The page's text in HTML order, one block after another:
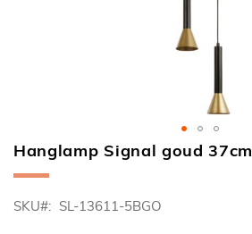
Ga
naar
begin
Hanglamp Signal goud 37cm
SKU SL-13611-5BGO